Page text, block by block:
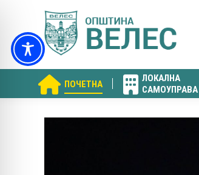
ПОЧЕТНА
ЛОКАЛНА
САМОУПРАВА
ПОЧЕТНА